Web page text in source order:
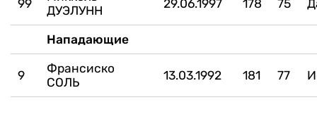
99
ДУЭЛУНН
29.06.1997 178 75
Нападающие
9
Франсиско
СОЛЬ
13.03.1992 181 77